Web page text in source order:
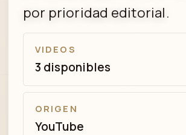
por prioridad editorial.
VIDEOS
3 disponibles
ORIGEN
YouTube